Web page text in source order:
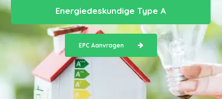
Energiedeskundige Type A
EPC Aanvragen